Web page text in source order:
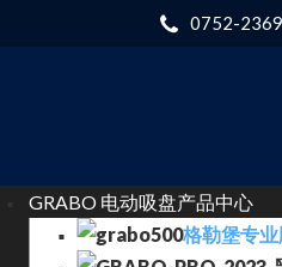
0752-
GRABO 电动吸盘产品中心
格勒堡专